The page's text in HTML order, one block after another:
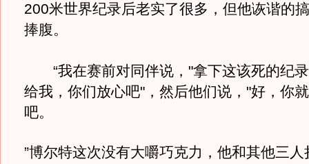
200米世界纪录后老实了很多，但他诙谐的
捧腹。
“我在赛前对同伴说，"拿下这该死的纪
给我，你们放心吧"，然后他们说，"好，你
吧。
”博尔特这次没有大嚼巧克力，他和其他三